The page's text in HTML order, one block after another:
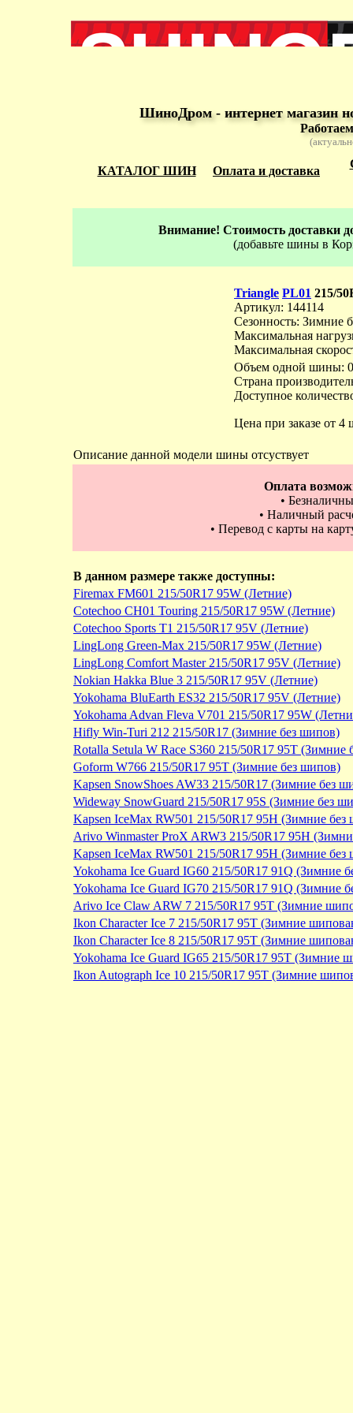
ШиноДром - интернет магазин
КАТАЛОГ ШИН Оплата и доставка
Внимание! Стоимость доставки
(добавьте шины в
Triangle PL01 215/
Артикул: 144114
Сезонность: Зимние
Максимальная
Максимальная
Объем одной шины:
Страна
Доступное
Цена при заказе от 4
Описание данной модели шины отсуствует
Оплата
•
• Наличный
• Перевод с карты на
В данном размере также доступны:
Firemax FM601 215/50R17 95W (Летние)
Cotechoo CH01 Touring 215/50R17 95W (Летние)
Cotechoo Sports T1 215/50R17 95V (Летние)
LingLong Green-Max 215/50R17 95W (Летние)
LingLong Comfort Master 215/50R17 95V (Летние)
Nokian Hakka Blue 3 215/50R17 95V (Летние)
Yokohama BluEarth ES32 215/50R17 95V (Летние)
Yokohama Advan Fleva V701 215/50R17 95W
Hifly Win-Turi 212 215/50R17 (Зимние без шипов)
Rotalla Setula W Race S360 215/50R17 95T (Зимние
Goform W766 215/50R17 95T (Зимние без шипов)
Kapsen SnowShoes AW33 215/50R17 (Зимние без
Wideway SnowGuard 215/50R17 95S (Зимние без
Kapsen IceMax RW501 215/50R17 95H (Зимние без
Arivo Winmaster ProX ARW3 215/50R17 95H
Kapsen IceMax RW501 215/50R17 95H (Зимние без
Yokohama Ice Guard IG60 215/50R17 91Q (Зимние
Yokohama Ice Guard IG70 215/50R17 91Q (Зимние
Arivo Ice Claw ARW 7 215/50R17 95T (Зимние
Ikon Character Ice 7 215/50R17 95T (Зимние
Ikon Character Ice 8 215/50R17 95T (Зимние
Yokohama Ice Guard IG65 215/50R17 95T (Зимние
Ikon Autograph Ice 10 215/50R17 95T (Зимние